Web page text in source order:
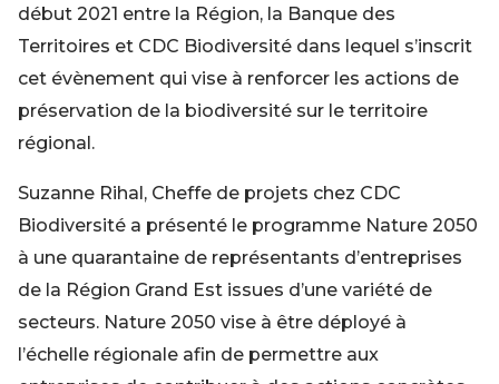
début 2021 entre la Région, la Banque des
Territoires et CDC Biodiversité dans lequel s’inscrit
cet évènement qui vise à renforcer les actions de
préservation de la biodiversité sur le territoire
régional.
Suzanne Rihal, Cheffe de projets chez CDC
Biodiversité a présenté le programme Nature 2050
à une quarantaine de représentants d’entreprises
de la Région Grand Est issues d’une variété de
secteurs. Nature 2050 vise à être déployé à
l’échelle régionale afin de permettre aux